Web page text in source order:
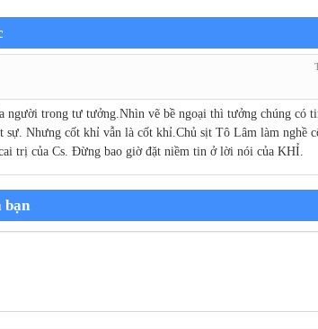
người trong tư tưởng.Nhìn vẽ bề ngoại thì tưởng chúng có
sự. Nhưng cốt khỉ vẫn là cốt khỉ.Chủ sịt Tô Lâm làm nghề
trị của Cs. Đừng bao giờ đặt niềm tin ở lời nói của KHỈ.
bạn